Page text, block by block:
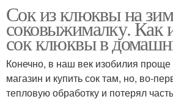
Сок из клюквы на
соковыжималку. Как
сок клюквы в
Конечно, в наш век изобилия проще
магазин и купить сок там, но, во-
тепловую обработку и потерял